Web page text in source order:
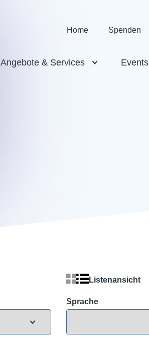
Home Spenden
Angebote & Services Events
Listenansicht
Sprache